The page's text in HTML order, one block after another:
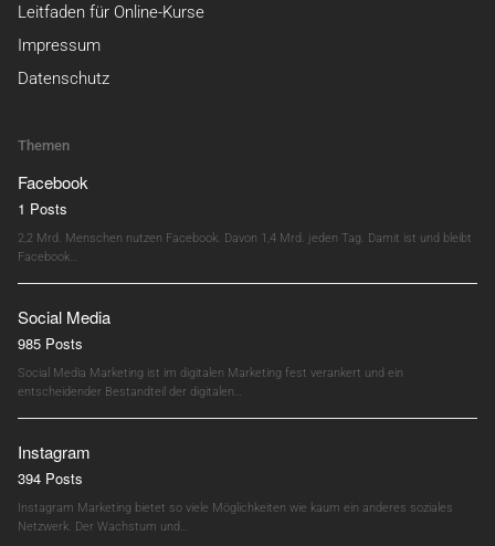
Leitfaden für Online-Kurse
Impressum
Datenschutz
Themen
Facebook
1 Posts
2,2 Mrd. Menschen nutzen Facebook. Davon 1,4 Mrd. jeden Tag. Damit ist und bleibt
Facebook…
Social Media
985 Posts
Social Media Marketing ist im digitalen Marketing fest verankert und ein
entscheidender Bestandteil der digitalen…
Instagram
394 Posts
Instagram Marketing bietet so viele Möglichkeiten wie kaum ein anderes soziales
Netzwerk. Der Wachstum und…